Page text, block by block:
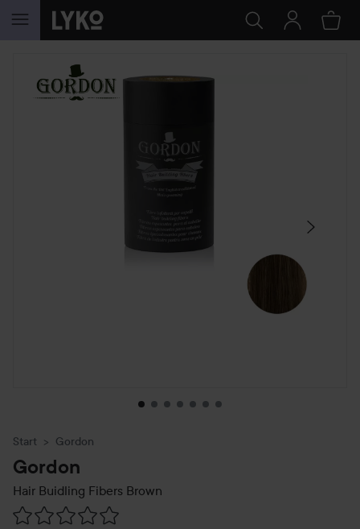
HOPPA TILL INNEHÅLLET
HOPPA ÖVER SEKTIONEN
Start Gordon
Gordon
Hair Buidling Fibers Brown
Hoppa till Betyg & kommentarer